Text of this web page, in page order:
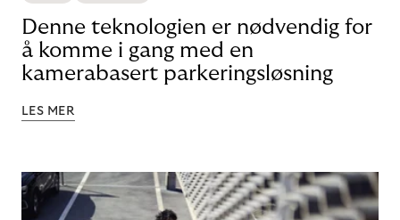
Denne teknologien er nødvendig for
å komme i gang med en
kamerabasert parkeringsløsning
LES MER